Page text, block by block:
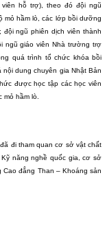
hỗ trợ), theo đó đội ngũ
mỏ hầm lò, các lớp bồi dưỡng
ngũ phiên dịch viên thành
ngũ giáo viên Nhà trường trợ
quá trình tổ chức khóa bồi
dung chuyên gia Nhật Bản
được học tập các học viên
hầm lò.
đi tham quan cơ sở vật chất
năng nghề quốc gia, cơ sở
đẳng Than – Khoáng sản